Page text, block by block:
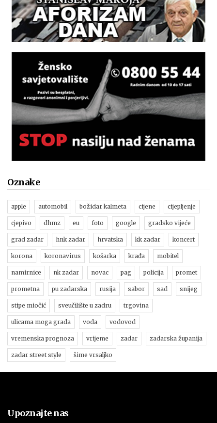
Oznake
apple automobil božidar kalmeta cijene cijepljenje
cjepivo dhmz eu foto google gradsko vijeće
grad zadar hnk zadar hrvatska kk zadar koncert
korona koronavirus košarka krađa mobitel
namirnice nk zadar novac pag policija promet
prometna pu zadarska rusija sabor sad snijeg
stipe miočić sveučilište u zadru trgovina
ulicama moga grada voda vodovod
vremenska prognoza vrijeme zadar zadarska županija
zadar street style šime vrsaljko
Upoznajte nas